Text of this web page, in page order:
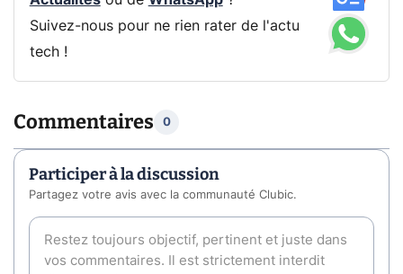
Suivez-nous pour ne rien rater de l'actu
tech !
Commentaires 0
Participer à la discussion
Partagez votre avis avec la communauté Clubic.